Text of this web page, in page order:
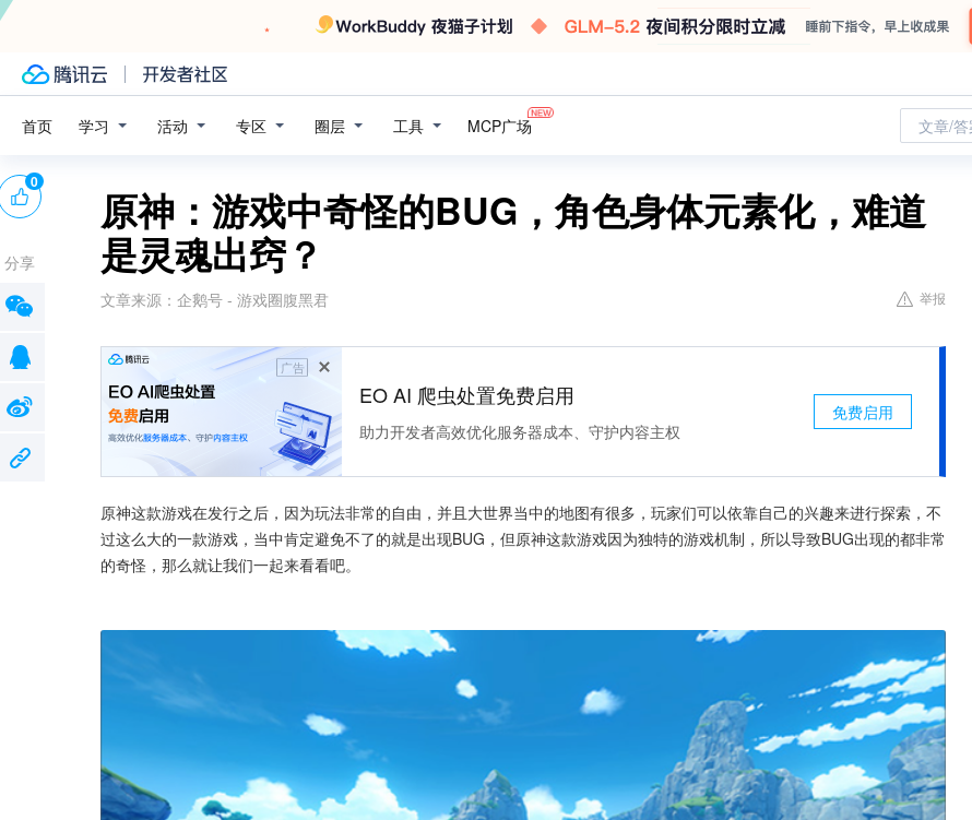
首页 学习 活动 专区 圈层 工具 MCP广场 文章/
原神：游戏中奇怪的BUG，角色身体元素化，难道
是灵魂出窍？
文章来源： 企鹅号 - 游戏圈腹黑君 举报
广告
EO AI 爬虫处置免费启用
助力开发者高效优化服务器成本、守护内容主权
免费启用
原神这款游戏在发行之后，因为玩法非常的自由，并且大世界当中的地图有很多，玩家们可以依靠自己的兴趣来进行探索，不
过这么大的一款游戏，当中肯定避免不了的就是出现BUG，但原神这款游戏因为独特的游戏机制，所以导致BUG出现的都非常
的奇怪，那么就让我们一起来看看吧。
0
分享